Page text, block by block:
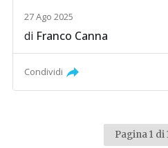
27 Ago 2025
di Franco Canna
Condividi
Pagina 1 di